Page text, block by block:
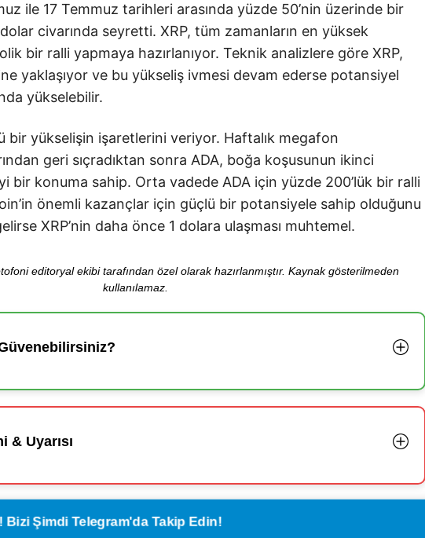
ile 17 Temmuz tarihleri arasında yüzde 50’nin üzerinde bir
civarında seyretti. XRP, tüm zamanların en yüksek
bir ralli yapmaya hazırlanıyor. Teknik analizlere göre XRP,
yaklaşıyor ve bu yükseliş ivmesi devam ederse potansiyel
yükselebilir.
bir yükselişin işaretlerini veriyor. Haftalık megafon
geri sıçradıktan sonra ADA, boğa koşusunun ikinci
bir konuma sahip. Orta vadede ADA için yüzde 200’lük bir ralli
önemli kazançlar için güçlü bir potansiyele sahip olduğunu
XRP’nin daha önce 1 dolara ulaşması muhtemel.
editoryal ekibi tarafından özel olarak hazırlanmıştır. Kaynak gösterilmeden
kullanılamaz.
& Uyarısı
Bizi Şimdi Telegram'da Takip Edin!